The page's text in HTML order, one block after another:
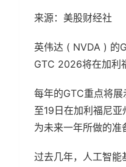
来源：美股财经社
英伟达 ( NVDA ) 的
GTC 2026将在加利
每年的GTC重点将
至19日在加利福尼
为未来一年所做的准
过去几年，人工智能